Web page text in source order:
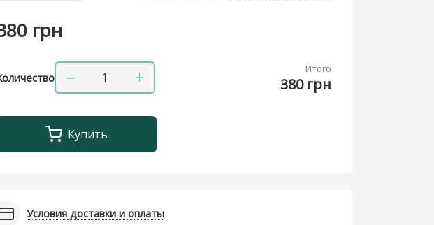
грн
− + Итого
380 грн
Купить
Условия доставки и оплаты